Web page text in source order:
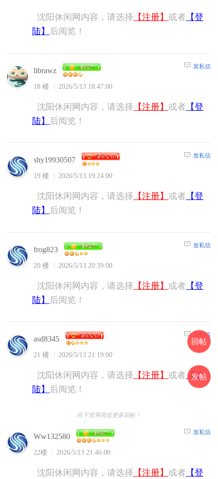
沈阳休闲网内容，请选择 【注册】 或者 【登
陆】
后阅览！
librawz
18 楼 2026/5/13 18:47:00
发私信
沈阳休闲网内容，请选择 【注册】 或者 【登
陆】
后阅览！
shy19930507
19 楼 2026/5/13 19:24:00
发私信
沈阳休闲网内容，请选择 【注册】 或者 【登
陆】
后阅览！
frog823
20 楼 2026/5/13 20:39:00
发私信
沈阳休闲网内容，请选择 【注册】 或者 【登
陆】
后阅览！
asd8345
21 楼 2026/5/13 21:19:00
发私信
沈阳休闲网内容，请选择 【注册】 或者 【登
陆】
后阅览！
向下滑屏阅览更多回帖！
Ww132580
22楼 2026/5/13 21:46:00
发私信
沈阳休闲网内容，请选择 【注册】 或者 【登
回帖
发帖